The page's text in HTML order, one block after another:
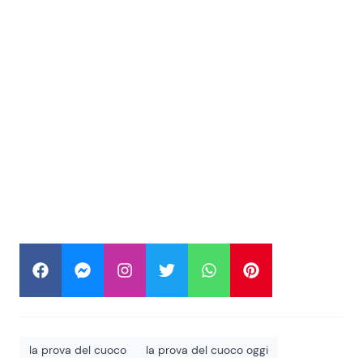
la prova del cuoco la prova del cuoco oggi